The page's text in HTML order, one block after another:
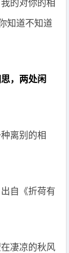
的对你的相
知道不知道
，两处闲
离别的相
出自《折荷有
凄凉的秋风